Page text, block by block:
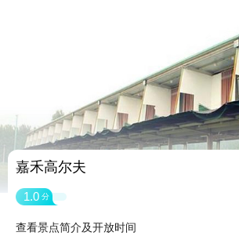
嘉禾高尔夫
1.0 分
查看景点简介及开放时间